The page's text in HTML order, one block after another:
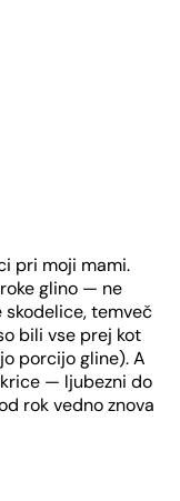
pri moji mami.
glino — ne
skodelice, temveč
bili vse prej kot
porcijo gline). A
— ljubezni do
rok vedno znova